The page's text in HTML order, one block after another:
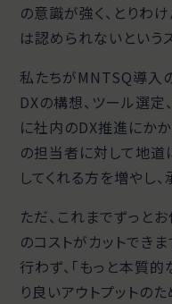
の意識が強く、とりわ
は認められないという
私たちがMNTSQ導入
DXの構想、ツール選定
に社内のDX推進にか
の担当者に対して地道
してくれる方を増やし
ただ、これまでずっと
のコストがカットでき
行わず、「もっと本質
り良いアウトプットの